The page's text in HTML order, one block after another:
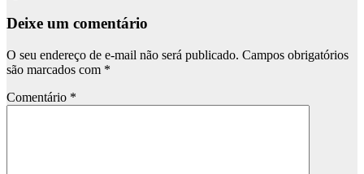
Deixe um comentário
O seu endereço de e-mail não será publicado. Campos obrigatórios
são marcados com *
Comentário *